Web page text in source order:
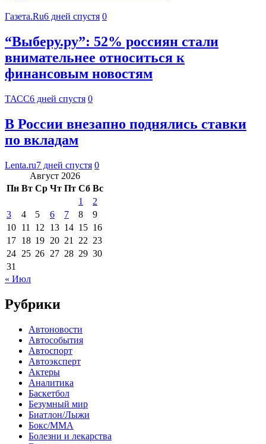
Газета.Ru6 дней спустя 0
“Выберу.ру”: 52% россиян стали
внимательнее относиться к
финансовым новостям
ТАСС6 дней спустя 0
В России внезапно поднялись ставки
по вкладам
Lenta.ru7 дней спустя 0
Август 2026
Пн Вт Ср Чт Пт Сб Вс
1
2
3
4 5 6 7 8
9
10 11 12 13 14 15 16
17 18 19 20 21 22 23
24 25 26 27 28 29 30
31
« Июл
Рубрики
Автоновости
Автособытия
Автоспорт
Автоэксперт
Актеры
Аналитика
Баскетбол
Безумный мир
Биатлон/Лыжи
Бокс/MMA
Болезни и лекарства